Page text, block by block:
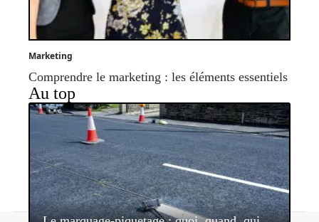
Marketing
Comprendre le marketing : les éléments essentiels
Au top